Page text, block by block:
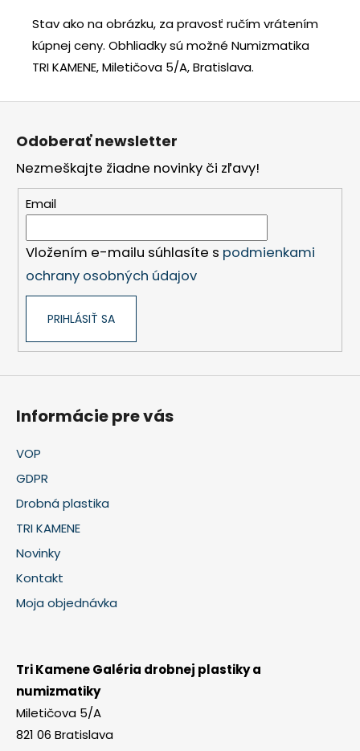
Stav ako na obrázku, za pravosť ručím vrátením
kúpnej ceny. Obhliadky sú možné Numizmatika
TRI KAMENE, Miletičova 5/A, Bratislava.
Z
Odoberať newsletter
Nezmeškajte žiadne novinky či zľavy!
Email
Vložením e-mailu súhlasíte s podmienkami
ochrany osobných údajov
PRIHLÁSIŤ SA
Informácie pre vás
VOP
GDPR
Drobná plastika
TRI KAMENE
Novinky
Kontakt
Moja objednávka
Tri Kamene Galéria drobnej plastiky a
numizmatiky
Miletičova 5/A
821 06 Bratislava